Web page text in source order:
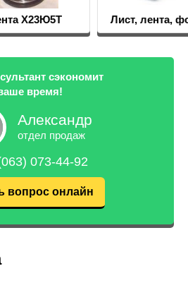
Лист, лента, фольга
сэкономит
время!
Александр
отдел продаж
073-44-92
вопрос онлайн